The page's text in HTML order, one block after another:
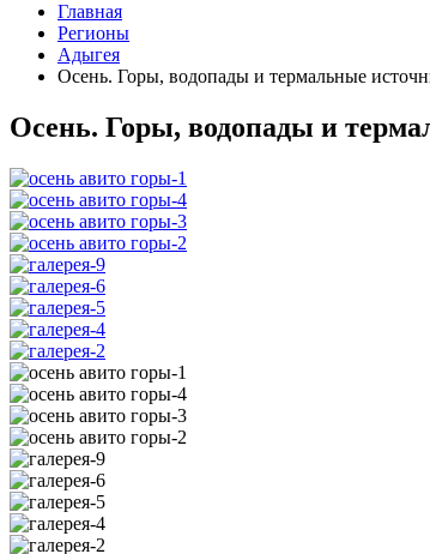
Главная
Регионы
Адыгея
Осень. Горы, водопады и термальные
Осень. Горы, водопады и